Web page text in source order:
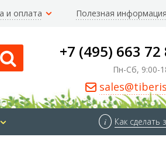
и оплата Полезная информация
+7 (495) 663 72
Пн-Сб, 9:00-
i Как сделать